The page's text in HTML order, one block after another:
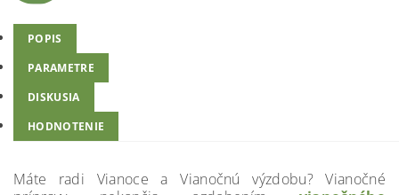
POPIS
PARAMETRE
DISKUSIA
HODNOTENIE
Máte radi Vianoce a Vianočnú výzdobu? Vianočné